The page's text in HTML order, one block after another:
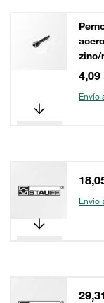
zinc/
4,09
Envío
Envío